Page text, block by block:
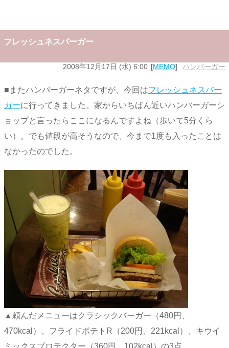
フレッシュネスバーガー
2008年12月17日 (水) 6:00 MEMO ハンバーガー
■またハンバーガーネタですが、今回はフレッシュネスバー
ガーに行ってきました。家からいちばん近いハンバーガーシ
ョップと言ったらここになるんですよね（歩いて5分くら
い）。でも値段が高そうなので、今まで1度も入ったことは
なかったのでした。
▲頼んだメニューはクラシックバーガー（480円、
470kcal）、フライドポテトR（200円、221kcal）、キウイ
ミックスプロテクター（360円、102kcal）の3点。